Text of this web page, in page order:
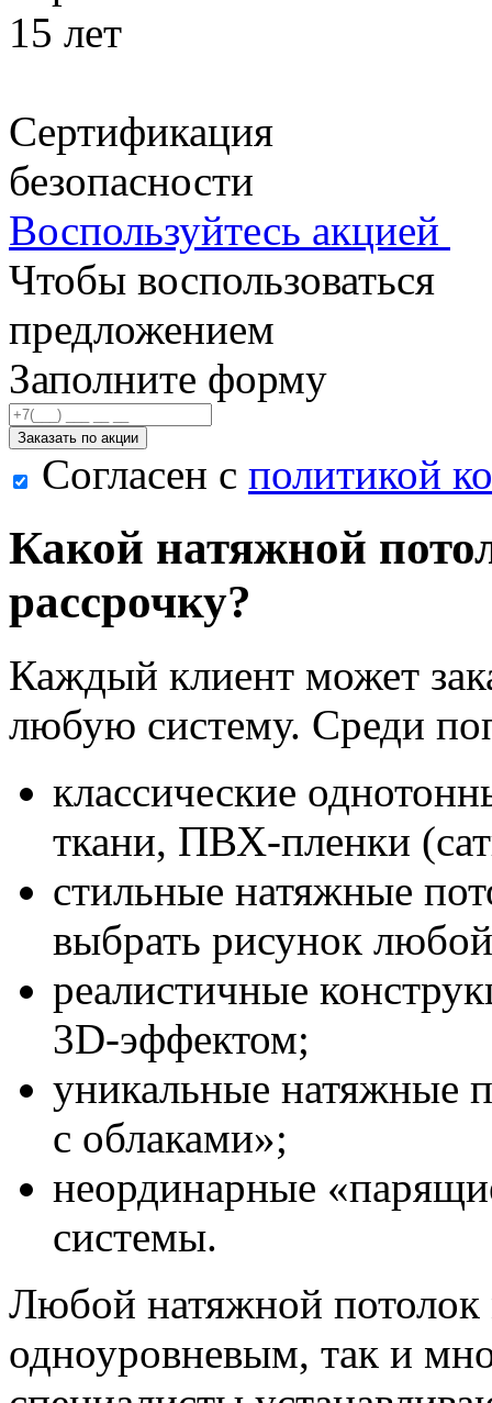
15 лет
Сертификация
безопасности
Воспользуйтесь акцией
Чтобы воспользоваться
предложением
Заполните форму
Заказать по акции
Согласен с политикой
Какой натяжной
рассрочку?
Каждый клиент может
любую систему. Среди
классические
ткани, ПВХ-пленки
стильные натяжные
выбрать рисунок
реалистичные
3D-эффектом;
уникальные натяжные
с облаками»;
неординарные
системы.
Любой натяжной потолок
одноуровневым, так и